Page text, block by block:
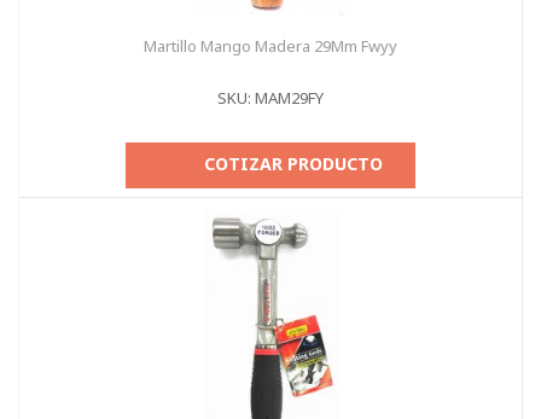
Martillo Mango Madera 29Mm Fwyy
SKU: MAM29FY
COTIZAR PRODUCTO